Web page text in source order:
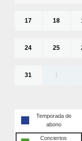
17 18
24 25
31 1
Temporada de
abono
Conciertos